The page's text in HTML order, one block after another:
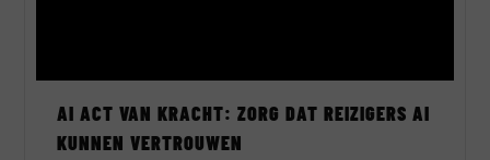
AI ACT VAN KRACHT: ZORG DAT REIZIGERS AI
KUNNEN VERTROUWEN